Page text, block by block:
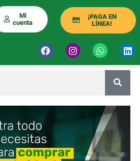
Mi
cuenta
¡PAGA EN
LÍNEA!